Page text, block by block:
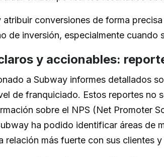
atribuir conversiones de forma
de inversión, especialmente cuando
y accionables:
a Subway informes detallados
de franquiciado. Estos reportes no
sobre el NPS (Net Promoter
ha podido identificar áreas de
relación más fuerte con sus clientes